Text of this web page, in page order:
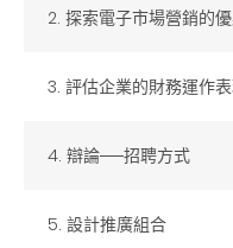
2. 探索電子市場營銷的
3. 評估企業的財務運作
4. 辯論──招聘方式
5. 設計推廣組合